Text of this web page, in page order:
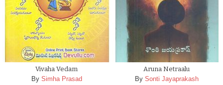
Vivaha Vedam
By Simha Prasad
Aruna Netraalu
By Sonti Jayaprakash